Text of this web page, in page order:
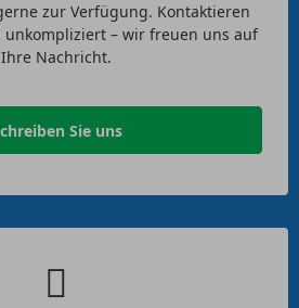
zur Verfügung. Kontaktieren
unkompliziert – wir freuen uns auf
Ihre Nachricht.
Sie uns